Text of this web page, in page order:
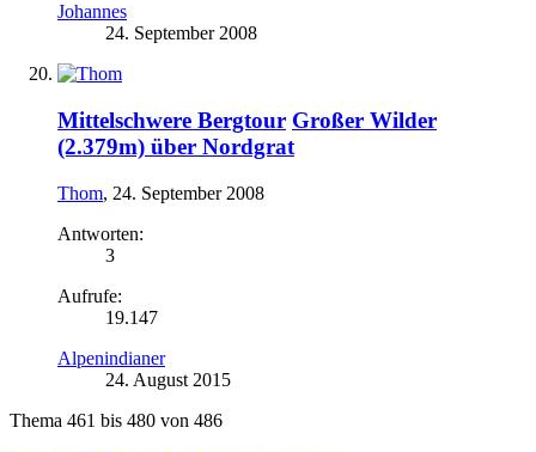
Johannes
24. September 2008
Mittelschwere Bergtour Großer Wilder
(2.379m) über Nordgrat
Thom, 24. September 2008
Antworten:
3
Aufrufe:
19.147
Alpenindianer
24. August 2015
Thema 461 bis 480 von 486